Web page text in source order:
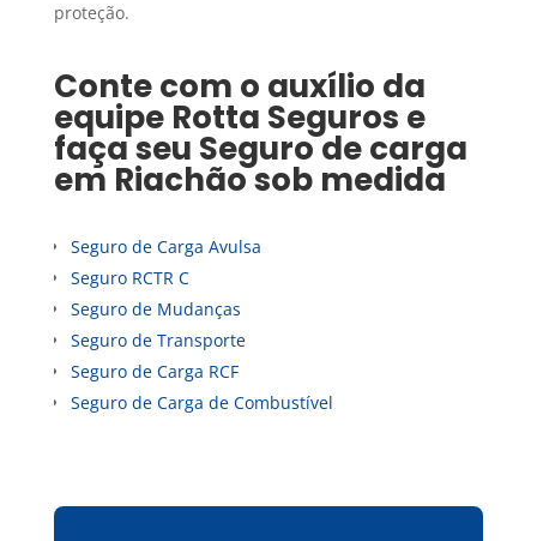
proteção.
Conte com o auxílio da
equipe Rotta Seguros e
faça seu Seguro de carga
em Riachãosob medida
Seguro de Carga Avulsa
Seguro RCTR C
Seguro de Mudanças
Seguro de Transporte
Seguro de Carga RCF
Seguro de Carga de Combustível